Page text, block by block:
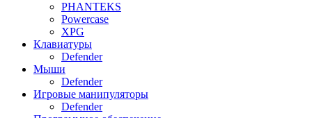
PHANTEKS
Powercase
XPG
Клавиатуры
Defender
Мыши
Defender
Игровые манипуляторы
Defender